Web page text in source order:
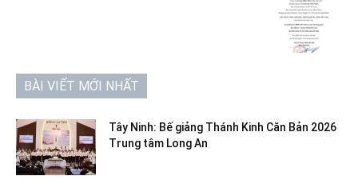
BÀI VIẾT MỚI NHẤT
Tây Ninh: Bế giảng Thánh Kinh Căn Bản 2026
Trung tâm Long An